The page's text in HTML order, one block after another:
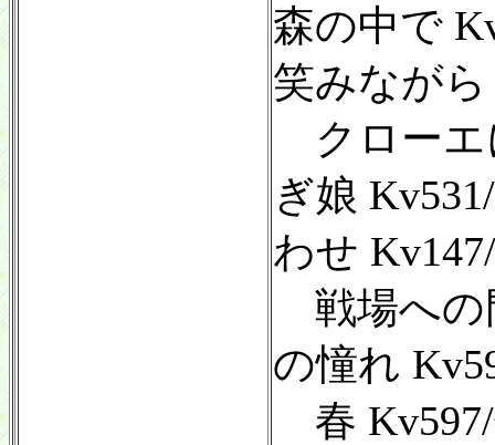
森の中で
笑みながら
クローエ
ぎ娘
わせ Kv147/
戦場への
の憧れ
春